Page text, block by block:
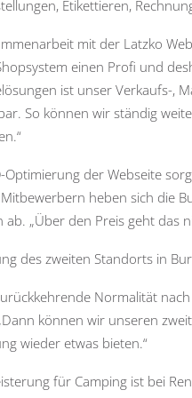
Etikettieren,
mit der Latzko
einen Profi und
ist unser Verkaufs-,
So können wir ständig
Optimierung der Webseite
heben sich die
ab. „Über den Preis geht das
des zweiten Standorts in
Normalität
können wir unseren
wieder etwas bieten.“
für Camping ist bei